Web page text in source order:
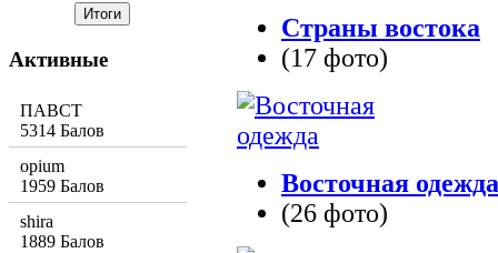
Страны востока
(17 фото)
Восточная одежда
(26 фото)
Активные
ПАВСТ
5314 Балов
opium
1959 Балов
shira
1889 Балов